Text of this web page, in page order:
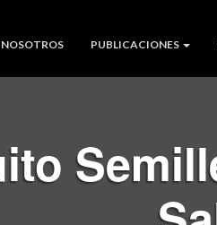
NOSOTROS PUBLICACIONES